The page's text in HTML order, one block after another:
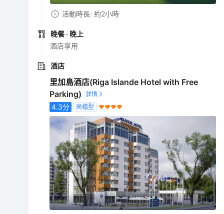
活動時長: 約2小時
晚餐 · 晚上
酒店享用
酒店
里加島酒店(Riga Islande Hotel with Free
Parking)
4.3分 高檔型